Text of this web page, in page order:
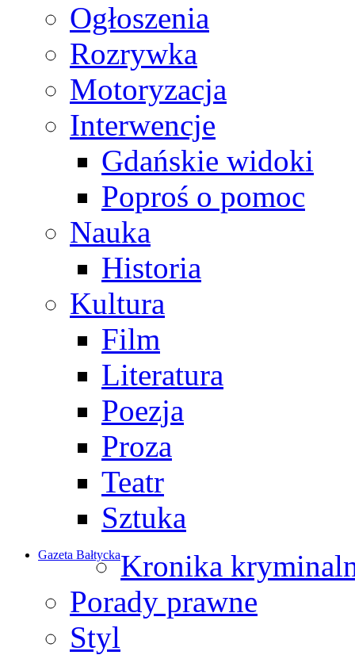
Ogłoszenia
Rozrywka
Motoryzacja
Interwencje
Gdańskie widoki
Poproś o pomoc
Nauka
Historia
Kultura
Film
Literatura
Poezja
Proza
Teatr
Sztuka
Gazeta BałtyckaKronika
Porady prawne
Styl